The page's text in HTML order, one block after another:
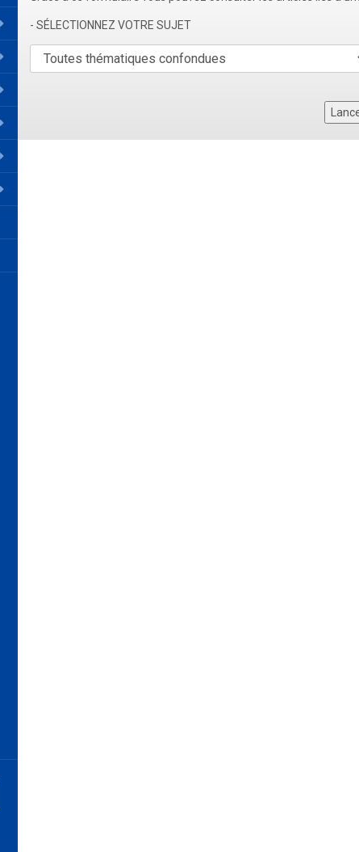
- SÉLECTIONNEZ VOTRE SUJET